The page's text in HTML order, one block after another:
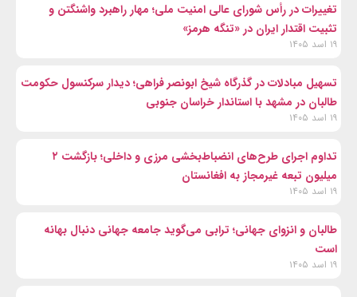
تغییرات در رأس شورای عالی امنیت ملی؛ مهار راهبرد واشنگتن و
تثبیت اقتدار ایران در «تنگه هرمز»
۱۹ اسد ۱۴۰۵
تسهیل مبادلات در گذرگاه شیخ ابونصر فراهی؛ دیدار سرکنسول حکومت
طالبان در مشهد با استاندار خراسان جنوبی
۱۹ اسد ۱۴۰۵
تداوم اجرای طرح‌های انضباط‌بخشی مرزی و داخلی؛ بازگشت ۲
میلیون تبعه غیرمجاز به افغانستان
۱۹ اسد ۱۴۰۵
طالبان و انزوای جهانی؛ ترابی می‌گوید جامعه جهانی دنبال بهانه
است
۱۹ اسد ۱۴۰۵